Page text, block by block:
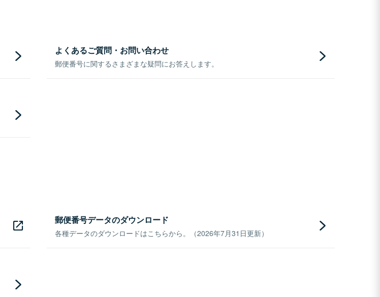
よくあるご質問・お問い合わせ
郵便番号に関するさまざまな疑問にお答えします。
郵便番号データのダウンロード
各種データのダウンロードはこちらから。（2026年7月31日更新）